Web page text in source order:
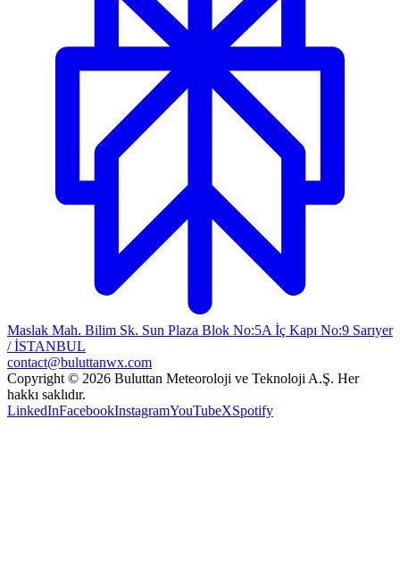
Maslak Mah. Bilim Sk. Sun Plaza Blok No:5A İç Kapı No:9 Sarıyer
/ İSTANBUL
contact@buluttanwx.com
Copyright © 2026 Buluttan Meteoroloji ve Teknoloji A.Ş. Her
hakkı saklıdır.
LinkedInFacebookInstagramYouTubeXSpotify